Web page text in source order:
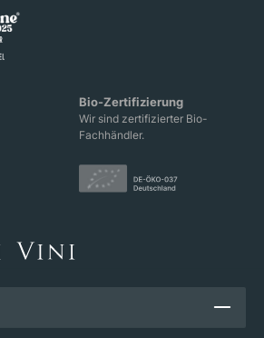
Bio-Zertifizierung
Wir sind zertifizierter Bio-
Fachhändler.